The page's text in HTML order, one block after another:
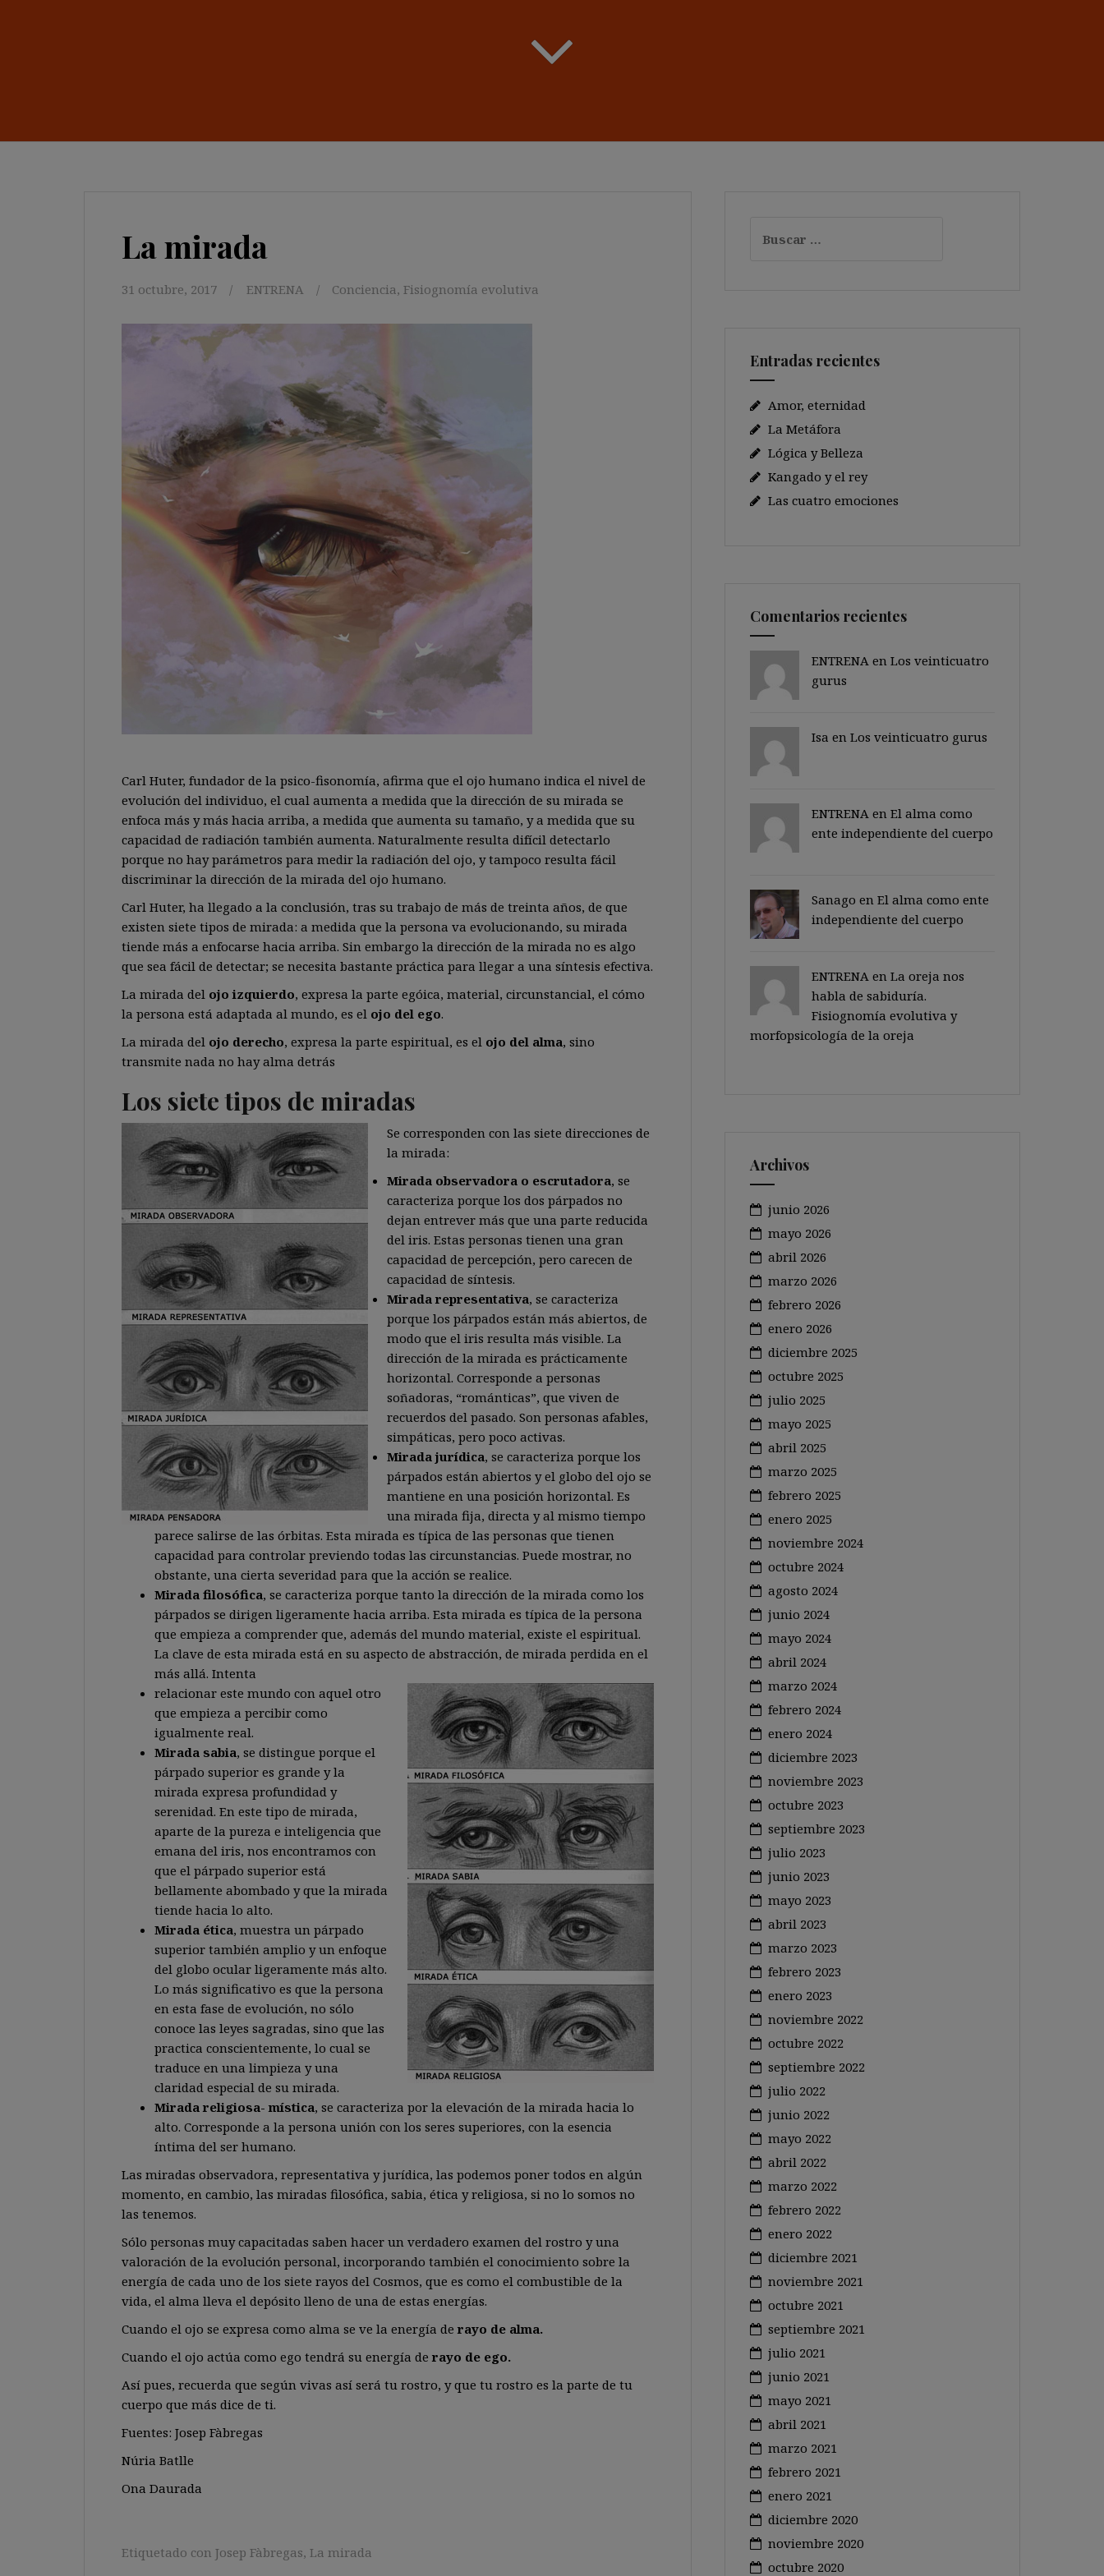
La mirada
31 octubre, 2017 ENTRENA Conciencia, Fisiognomía evolutiva
Carl Huter, fundador de la psico-fisonomía, afirma que el ojo humano indica el nivel de
evolución del individuo, el cual aumenta a medida que la dirección de su mirada se
enfoca más y más hacia arriba, a medida que aumenta su tamaño, y a medida que su
capacidad de radiación también aumenta. Naturalmente resulta difícil detectarlo
porque no hay parámetros para medir la radiación del ojo, y tampoco resulta fácil
discriminar la dirección de la mirada del ojo humano.
Carl Huter, ha llegado a la conclusión, tras su trabajo de más de treinta años, de que
existen siete tipos de mirada: a medida que la persona va evolucionando, su mirada
tiende más a enfocarse hacia arriba. Sin embargo la dirección de la mirada no es algo
que sea fácil de detectar; se necesita bastante práctica para llegar a una síntesis efectiva.
La mirada del ojo izquierdo, expresa la parte egóica, material, circunstancial, el cómo
la persona está adaptada al mundo, es el ojo del ego.
La mirada del ojo derecho, expresa la parte espiritual, es el ojo del alma, sino
transmite nada no hay alma detrás
Los siete tipos de miradas
Se corresponden con las siete direcciones de
la mirada:
Mirada observadora o escrutadora, se
caracteriza porque los dos párpados no
dejan entrever más que una parte reducida
del iris. Estas personas tienen una gran
capacidad de percepción, pero carecen de
capacidad de síntesis.
Mirada representativa, se caracteriza
porque los párpados están más abiertos, de
modo que el iris resulta más visible. La
dirección de la mirada es prácticamente
horizontal. Corresponde a personas
soñadoras, “románticas”, que viven de
recuerdos del pasado. Son personas afables,
simpáticas, pero poco activas.
Mirada jurídica, se caracteriza porque los
párpados están abiertos y el globo del ojo se
mantiene en una posición horizontal. Es
una mirada fija, directa y al mismo tiempo
parece salirse de las órbitas. Esta mirada es típica de las personas que tienen
capacidad para controlar previendo todas las circunstancias. Puede mostrar, no
obstante, una cierta severidad para que la acción se realice.
Mirada filosófica, se caracteriza porque tanto la dirección de la mirada como los
párpados se dirigen ligeramente hacia arriba. Esta mirada es típica de la persona
que empieza a comprender que, además del mundo material, existe el espiritual.
La clave de esta mirada está en su aspecto de abstracción, de mirada perdida en el
más allá. Intenta
relacionar este mundo con aquel otro
que empieza a percibir como
igualmente real.
Mirada sabia, se distingue porque el
párpado superior es grande y la
mirada expresa profundidad y
serenidad. En este tipo de mirada,
aparte de la pureza e inteligencia que
emana del iris, nos encontramos con
que el párpado superior está
bellamente abombado y que la mirada
tiende hacia lo alto.
Mirada ética, muestra un párpado
superior también amplio y un enfoque
del globo ocular ligeramente más alto.
Lo más significativo es que la persona
en esta fase de evolución, no sólo
conoce las leyes sagradas, sino que las
practica conscientemente, lo cual se
traduce en una limpieza y una
claridad especial de su mirada.
Mirada religiosa- mística, se caracteriza por la elevación de la mirada hacia lo
alto. Corresponde a la persona unión con los seres superiores, con la esencia
íntima del ser humano.
Las miradas observadora, representativa y jurídica, las podemos poner todos en algún
momento, en cambio, las miradas filosófica, sabia, ética y religiosa, si no lo somos no
las tenemos.
Sólo personas muy capacitadas saben hacer un verdadero examen del rostro y una
valoración de la evolución personal, incorporando también el conocimiento sobre la
energía de cada uno de los siete rayos del Cosmos, que es como el combustible de la
vida, el alma lleva el depósito lleno de una de estas energías.
Cuando el ojo se expresa como alma se ve la energía de rayo de alma.
Cuando el ojo actúa como ego tendrá su energía de rayo de ego.
Así pues, recuerda que según vivas así será tu rostro, y que tu rostro es la parte de tu
cuerpo que más dice de ti.
Fuentes: Josep Fàbregas
Núria Batlle
Ona Daurada
Etiquetado con Josep Fàbregas, La mirada
Entradas recientes
Amor, eternidad
La Metáfora
Lógica y Belleza
Kangado y el rey
Las cuatro emociones
Comentarios recientes
ENTRENA en Los veinticuatro
gurus
Isa en Los veinticuatro gurus
ENTRENA en El alma como
ente independiente del cuerpo
Sanago en El alma como ente
independiente del cuerpo
ENTRENA en La oreja nos
habla de sabiduría.
Fisiognomía evolutiva y
morfopsicología de la oreja
Archivos
junio 2026
mayo 2026
abril 2026
marzo 2026
febrero 2026
enero 2026
diciembre 2025
octubre 2025
julio 2025
mayo 2025
abril 2025
marzo 2025
febrero 2025
enero 2025
noviembre 2024
octubre 2024
agosto 2024
junio 2024
mayo 2024
abril 2024
marzo 2024
febrero 2024
enero 2024
diciembre 2023
noviembre 2023
octubre 2023
septiembre 2023
julio 2023
junio 2023
mayo 2023
abril 2023
marzo 2023
febrero 2023
enero 2023
noviembre 2022
octubre 2022
septiembre 2022
julio 2022
junio 2022
mayo 2022
abril 2022
marzo 2022
febrero 2022
enero 2022
diciembre 2021
noviembre 2021
octubre 2021
septiembre 2021
julio 2021
junio 2021
mayo 2021
abril 2021
marzo 2021
febrero 2021
enero 2021
diciembre 2020
noviembre 2020
octubre 2020